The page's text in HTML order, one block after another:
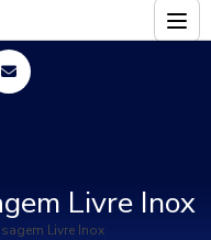
Livre Inox
Livre Inox